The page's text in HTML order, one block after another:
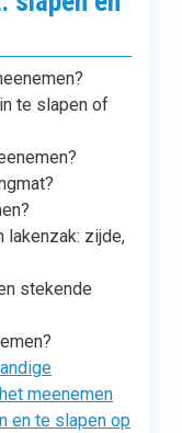
te slapen of
lakenzak: zijde,
stekende
meenemen
en te slapen op